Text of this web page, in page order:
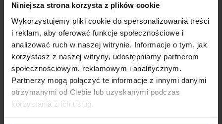
Niniejsza strona korzysta z plików cookie
Wykorzystujemy pliki cookie do spersonalizowania treści
i reklam, aby oferować funkcje społecznościowe i
analizować ruch w naszej witrynie. Informacje o tym, jak
korzystasz z naszej witryny, udostępniamy partnerom
społecznościowym, reklamowym i analitycznym.
Partnerzy mogą połączyć te informacje z innymi danymi
otrzymanymi od Ciebie lub uzyskanymi podczas
korzystania z ich usług.
BMW
BYD
Cadillac
Chevrolet
Chrysler
KIA
Land Rover
Lexus
Lynk&Co
Maserati
Rolls-Royce
Saab
SEAT
Skoda